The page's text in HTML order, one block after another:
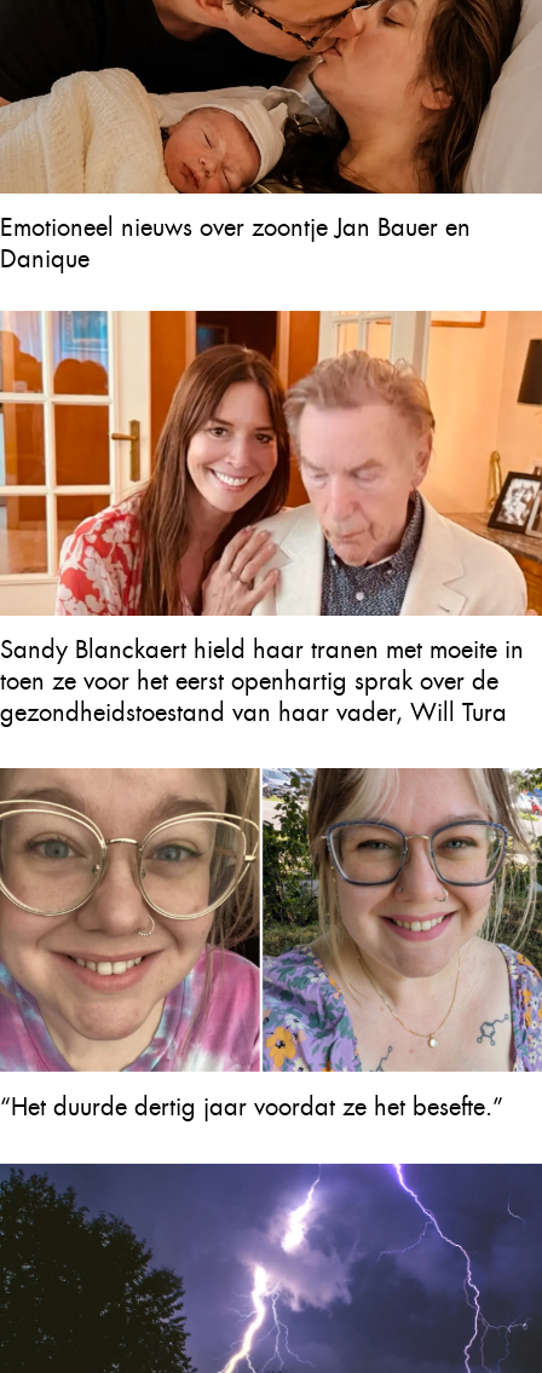
Emotioneel nieuws over zoontje Jan Bauer en
Danique
Sandy Blanckaert hield haar tranen met moeite in
toen ze voor het eerst openhartig sprak over de
gezondheidstoestand van haar vader, Will Tura
“Het duurde dertig jaar voordat ze het besefte.”